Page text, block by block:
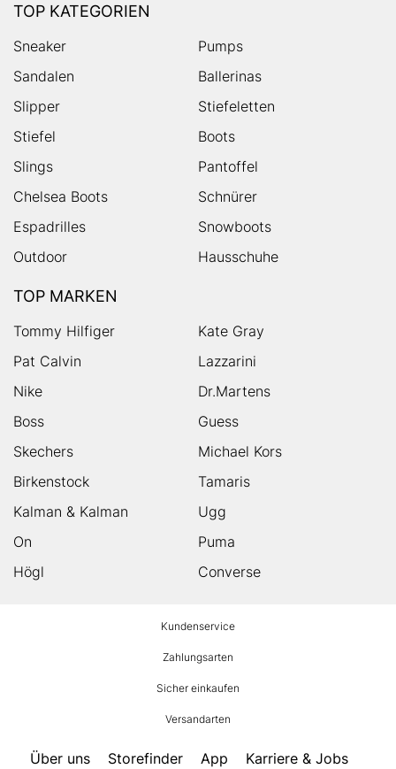
TOP KATEGORIEN
Sneaker
Pumps
Sandalen
Ballerinas
Slipper
Stiefeletten
Stiefel
Boots
Slings
Pantoffel
Chelsea Boots
Schnürer
Espadrilles
Snowboots
Outdoor
Hausschuhe
TOP MARKEN
Tommy Hilfiger
Kate Gray
Pat Calvin
Lazzarini
Nike
Dr.Martens
Boss
Guess
Skechers
Michael Kors
Birkenstock
Tamaris
Kalman & Kalman
Ugg
On
Puma
Högl
Converse
Kundenservice
Zahlungsarten
Sicher einkaufen
Versandarten
Über uns Storefinder App Karriere & Jobs